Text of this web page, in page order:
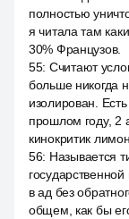
полностью
я читала там
30% Французов.
55: Считают
больше никогда
изолирован.
прошлом году, 2
кинокритик
56: Называется
в ад без
общем, как бы